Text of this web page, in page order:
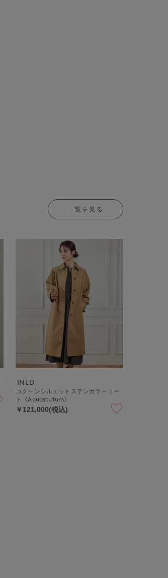
一覧を見る
INED
コクーンシルエットステンカラーコー
ト《Aquascutum》
￥121,000(税込)